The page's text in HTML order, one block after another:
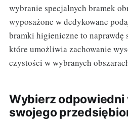
wybranie specjalnych bramek
wyposażone w dedykowane
bramki higieniczne to naprawdę
które umożliwia zachowanie
czystości w wybranych
Wybierz odpowiedni
swojego